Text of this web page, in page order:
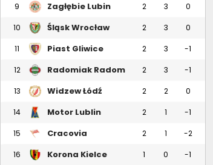
9 Zagłębie Lubin 2 3 0
10 Śląsk Wrocław 2 3 0
11 Piast Gliwice 2 3 -1
12 Radomiak Radom 2 3 -1
13 Widzew Łódź 2 2 0
14 Motor Lublin 2 1 -1
15 Cracovia 2 1 -2
16 Korona Kielce 1 0 -1